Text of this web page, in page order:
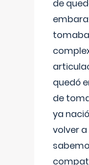
de
quedó
de
ya
volver